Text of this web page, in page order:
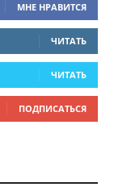
МНЕ НРАВИТСЯ
ЧИТАТЬ
ЧИТАТЬ
ПОДПИСАТЬСЯ